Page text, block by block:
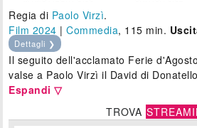
Regia di Paolo Virzì.
Film 2024 |Commedia, 115 min.
Dettagli ❯
Il seguito dell'acclamato Ferie
valse a Paolo Virzì il David di
Espandi ▽
TROVA